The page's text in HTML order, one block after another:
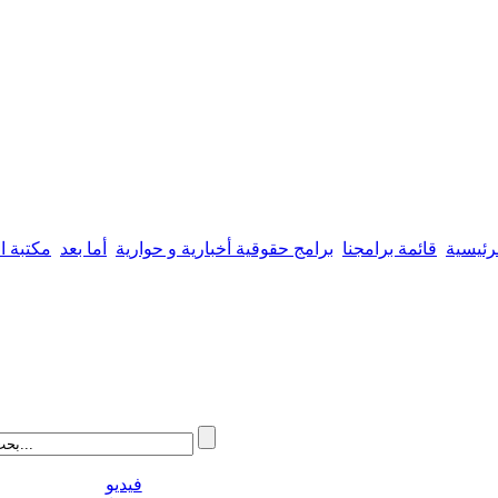
قائمة برامجنا برامج حقوقية أخبارية و حوارية أما بعد مكتبة
فيديو